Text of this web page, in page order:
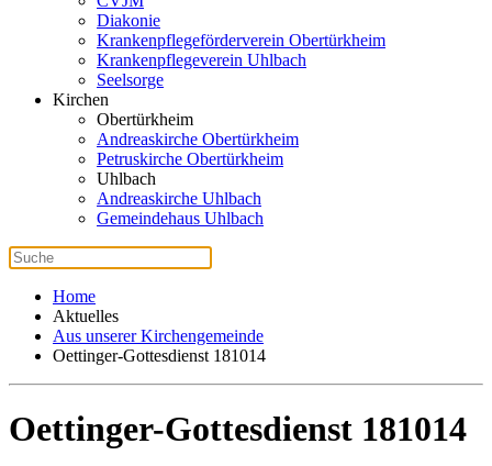
Diakonie
Krankenpflegeförderverein Obertürkheim
Krankenpflegeverein Uhlbach
Seelsorge
Kirchen
Obertürkheim
Andreaskirche Obertürkheim
Petruskirche Obertürkheim
Uhlbach
Andreaskirche Uhlbach
Gemeindehaus Uhlbach
Home
Aktuelles
Aus unserer Kirchengemeinde
Oettinger-Gottesdienst 181014
Oettinger-Gottesdienst 181014